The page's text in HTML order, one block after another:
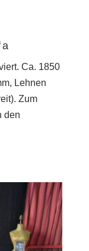
Ca. 1850
Lehnen
Zum
den